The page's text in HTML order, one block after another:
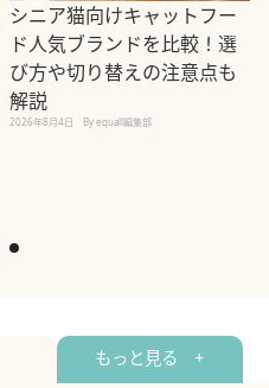
シニア猫向けキャットフー
ド人気ブランドを比較！選
び方や切り替えの注意点も
解説
2026年8月4日 By equall編集部
もっと見る +